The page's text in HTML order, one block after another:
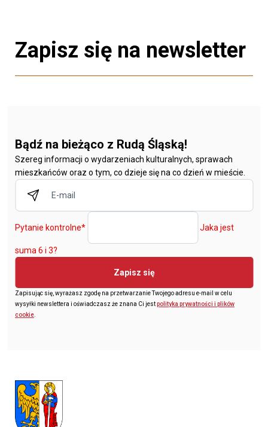
Zapisz się na newsletter
Bądź na bieżąco z Rudą Śląską!
Szereg informacji o wydarzeniach kulturalnych, sprawach
mieszkańców oraz o tym, co dzieje się na co dzień w mieście.
Pytanie kontrolne* Jaka jest
suma 6 i 3?
Zapisz się
Zapisując się, wyrażasz zgodę na przetwarzanie Twojego adresu e-mail w celu
wysyłki newslettera i oświadczasz że znana Ci jestpolityka prywatności i plików
cookie